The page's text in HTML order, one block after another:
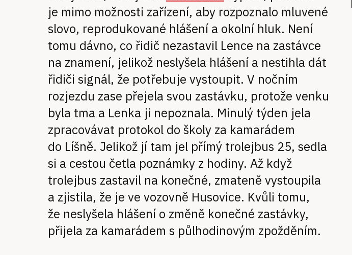
je mimo možnosti zařízení, aby rozpoznalo mluvené
slovo, reprodukované hlášení a okolní hluk. Není
tomu dávno, co řidič nezastavil Lence na zastávce
na znamení, jelikož neslyšela hlášení a nestihla dát
řidiči signál, že potřebuje vystoupit. V nočním
rozjezdu zase přejela svou zastávku, protože venku
byla tma a Lenka ji nepoznala. Minulý týden jela
zpracovávat protokol do školy za kamarádem
do Líšně. Jelikož jí tam jel přímý trolejbus 25, sedla
si a cestou četla poznámky z hodiny. Až když
trolejbus zastavil na konečné, zmateně vystoupila
a zjistila, že je ve vozovně Husovice. Kvůli tomu,
že neslyšela hlášení o změně konečné zastávky,
přijela za kamarádem s půlhodinovým zpožděním.